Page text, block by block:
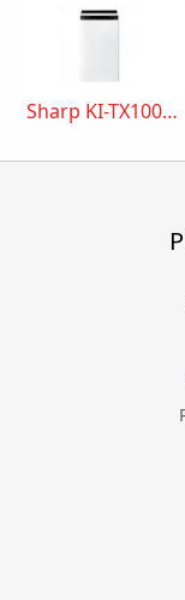
Sharp KI-TX100EU-W